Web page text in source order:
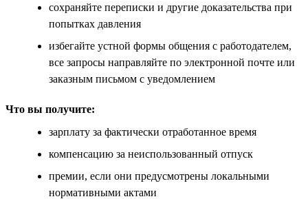
сохраняйте переписки и другие доказательства при
попытках давления
избегайте устной формы общения с работодателем,
все запросы направляйте по электронной почте или
заказным письмом с уведомлением
Что вы получите:
зарплату за фактически отработанное время
компенсацию за неиспользованный отпуск
премии, если они предусмотрены локальными
нормативными актами